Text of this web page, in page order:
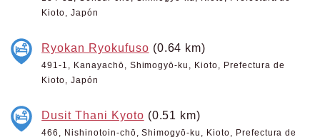
Kioto, Japón
Ryokan Ryokufuso (0.64 km)
491-1, Kanayachō, Shimogyō-ku, Kioto, Prefectura de
Kioto, Japón
Dusit Thani Kyoto (0.51 km)
466, Nishinotoin-chō, Shimogyō-ku, Kioto, Prefectura de